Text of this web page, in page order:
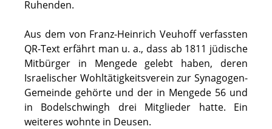
Ruhenden.
Aus dem von Franz-Heinrich Veuhoff verfassten
QR-Text erfährt man u. a., dass ab 1811 jüdische
Mitbürger in Mengede gelebt haben, deren
Israelischer Wohltätigkeitsverein zur Synagogen-
Gemeinde gehörte und der in Mengede 56 und
in Bodelschwingh drei Mitglieder hatte. Ein
weiteres wohnte in Deusen.